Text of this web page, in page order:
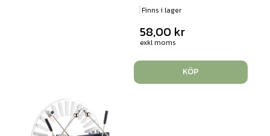
Finns i lager
58,00 kr
exkl moms
KÖP